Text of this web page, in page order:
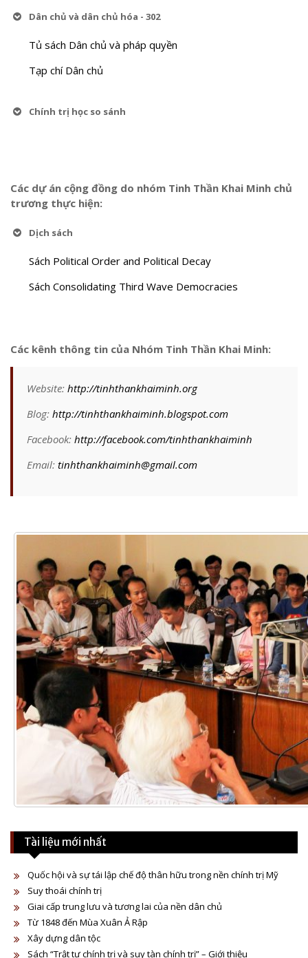
Dân chủ và dân chủ hóa - 302
Tủ sách Dân chủ và pháp quyền
Tạp chí Dân chủ
Chính trị học so sánh
Các dự án cộng đồng do nhóm Tinh Thần Khai Minh chủ
trương thực hiện:
Dịch sách
Sách Political Order and Political Decay
Sách Consolidating Third Wave Democracies
Các kênh thông tin của Nhóm Tinh Thần Khai Minh:
Website: http://tinhthankhaiminh.org
Blog: http://tinhthankhaiminh.blogspot.com
Facebook: http://facebook.com/tinhthankhaiminh
Email: tinhthankhaiminh@gmail.com
Tài liệu mới nhất
Quốc hội và sự tái lập chế độ thân hữu trong nền chính trị Mỹ
Suy thoái chính trị
Giai cấp trung lưu và tương lai của nền dân chủ
Từ 1848 đến Mùa Xuân Ả Rập
Xây dựng dân tộc
Sách “Trật tự chính trị và suy tàn chính trị” – Giới thiệu